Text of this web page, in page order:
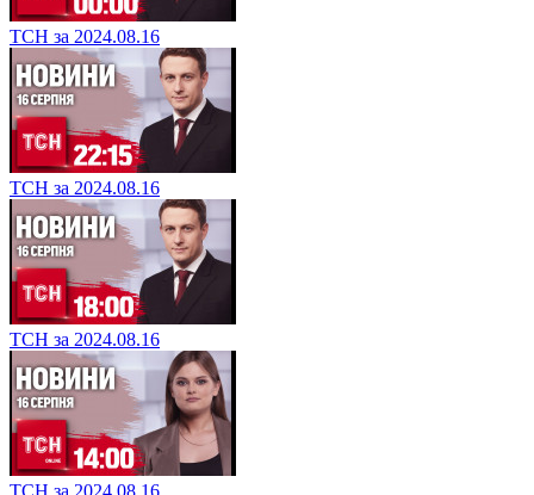
ТСН за 2024.08.16
ТСН за 2024.08.16
ТСН за 2024.08.16
ТСН за 2024.08.16